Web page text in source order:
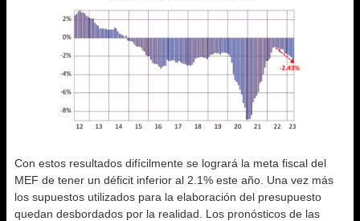
Con estos resultados difícilmente se logrará la meta fiscal del
MEF de tener un déficit inferior al 2.1% este año. Una vez más
los supuestos utilizados para la elaboración del presupuesto
quedan desbordados por la realidad. Los pronósticos de las